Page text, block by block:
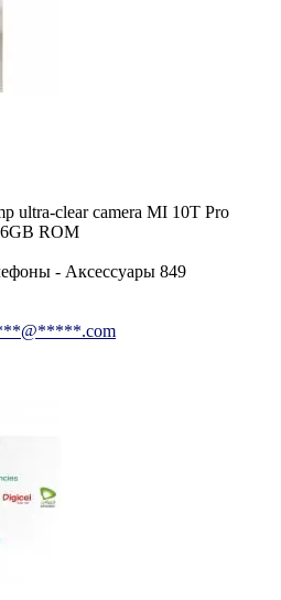
ultra-clear camera MI 10T Pro
ROM
- Аксессуары 849